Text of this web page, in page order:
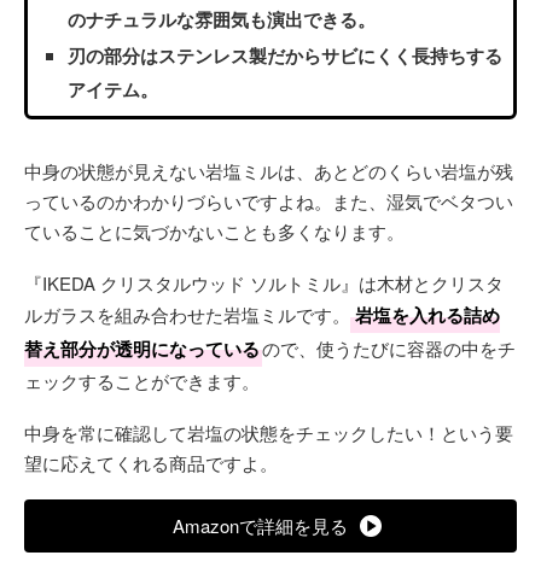
のナチュラルな雰囲気も演出できる。
刃の部分はステンレス製だからサビにくく長持ちする
アイテム。
中身の状態が見えない岩塩ミルは、あとどのくらい岩塩が残
っているのかわかりづらいですよね。また、湿気でベタつい
ていることに気づかないことも多くなります。
『IKEDA クリスタルウッド ソルトミル』は木材とクリスタ
ルガラスを組み合わせた岩塩ミルです。
岩塩を入れる詰め
替え部分が透明になっているので、使うたびに容器の中をチ
ェックすることができます。
中身を常に確認して岩塩の状態をチェックしたい！という要
望に応えてくれる商品ですよ。
Amazonで詳細を見る